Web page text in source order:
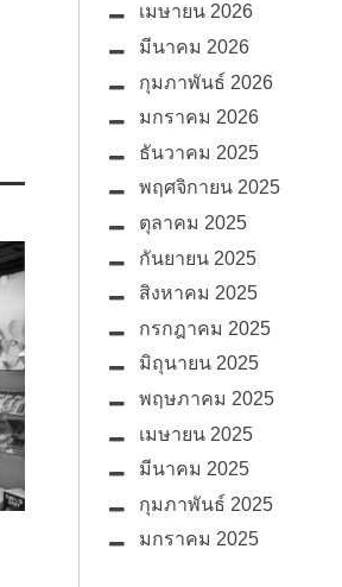
เมษายน 2026
มีนาคม 2026
กุมภาพันธ์ 2026
มกราคม 2026
ธันวาคม 2025
พฤศจิกายน 2025
ตุลาคม 2025
กันยายน 2025
สิงหาคม 2025
กรกฎาคม 2025
มิถุนายน 2025
พฤษภาคม 2025
เมษายน 2025
มีนาคม 2025
กุมภาพันธ์ 2025
มกราคม 2025